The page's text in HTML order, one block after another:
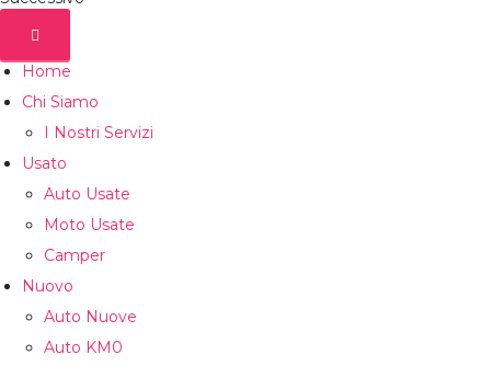
Home
Chi Siamo
I Nostri Servizi
Usato
Auto Usate
Moto Usate
Camper
Nuovo
Auto Nuove
Auto KM0